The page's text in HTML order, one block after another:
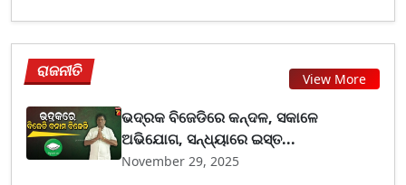
ରାଜନୀତି View More
ଭଦ୍ରକ ବିଜେଡିରେ କନ୍ଦଳ, ସକାଳେ
ଅଭିଯୋଗ, ସନ୍ଧ୍ୟାରେ ଇସ୍ତ...
November 29, 2025